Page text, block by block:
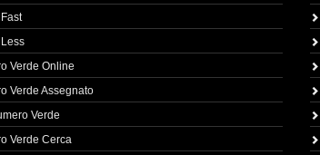
Verde Online
Verde Assegnato
Verde
Verde Cerca